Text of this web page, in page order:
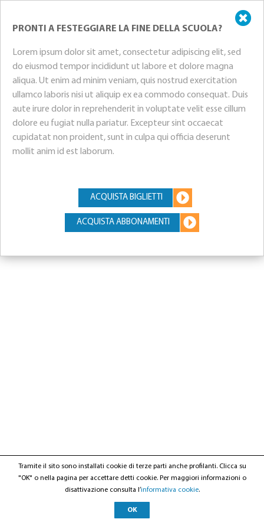
Tramite il sito sono installati cookie di terze parti anche profilanti. Clicca su
"OK" o nella pagina per accettare detti cookie. Per maggiori informazioni o
disattivazione consulta l’informativa cookie.
OK
PRONTI A FESTEGGIARE LA FINE DELLA SCUOLA?
Lorem ipsum dolor sit amet, consectetur adipiscing elit, sed
do eiusmod tempor incididunt ut labore et dolore magna
aliqua. Ut enim ad minim veniam, quis nostrud exercitation
ullamco laboris nisi ut aliquip ex ea commodo consequat. Duis
aute irure dolor in reprehenderit in voluptate velit esse cillum
dolore eu fugiat nulla pariatur. Excepteur sint occaecat
cupidatat non proident, sunt in culpa qui officia deserunt
mollit anim id est laborum.
ACQUISTA BIGLIETTI
ACQUISTA ABBONAMENTI